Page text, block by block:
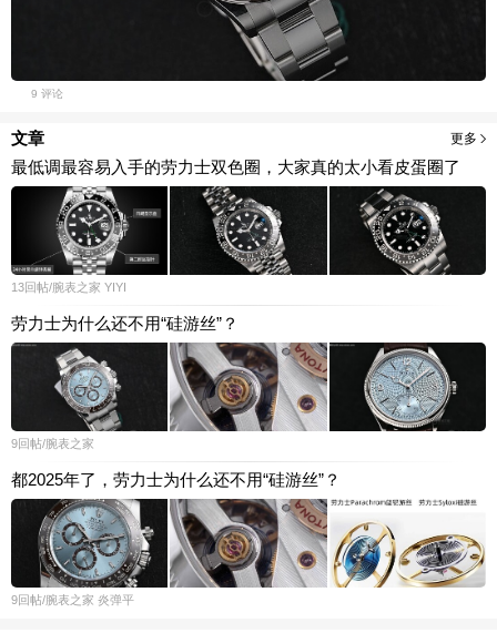
9 评论
文章 更多
最低调最容易入手的劳力士双色圈，大家真的太小看皮蛋圈了
13回帖/腕表之家 YIYI
劳力士为什么还不用“硅游丝”？
9回帖/腕表之家
都2025年了，劳力士为什么还不用“硅游丝”？
9回帖/腕表之家 炎弹平